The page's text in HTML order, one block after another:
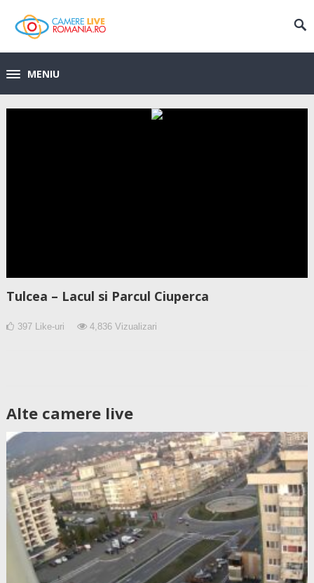
MENIU
Tulcea – Lacul si Parcul Ciuperca
397 Like-uri 4,836Vizualizari
Alte camere live